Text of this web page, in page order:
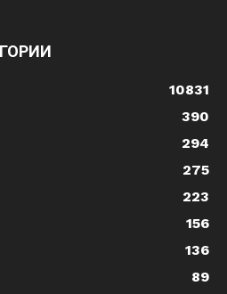
10831
390
294
275
223
156
136
89